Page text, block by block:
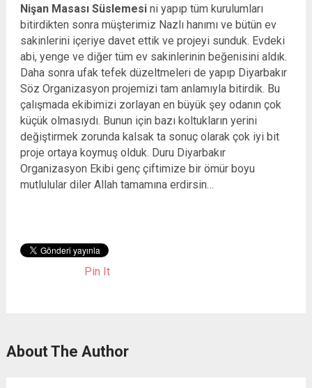
Nişan Masası Süslemesini yapıp tüm kurulumları
bitirdikten sonra müşterimiz Nazlı hanımı ve bütün ev
sakinlerini içeriye davet ettik ve projeyi sunduk. Evdeki
abi, yenge ve diğer tüm ev sakinlerinin beğenisini aldık.
Daha sonra ufak tefek düzeltmeleri de yapıp Diyarbakır
Söz Organizasyon projemizi tam anlamıyla bitirdik. Bu
çalışmada ekibimizi zorlayan en büyük şey odanın çok
küçük olmasıydı. Bunun için bazı koltukların yerini
değiştirmek zorunda kalsak ta sonuç olarak çok iyi bit
proje ortaya koymuş olduk. Duru Diyarbakır
Organizasyon Ekibi genç çiftimize bir ömür boyu
mutlulular diler Allah tamamına erdirsin…
Pin It
About The Author